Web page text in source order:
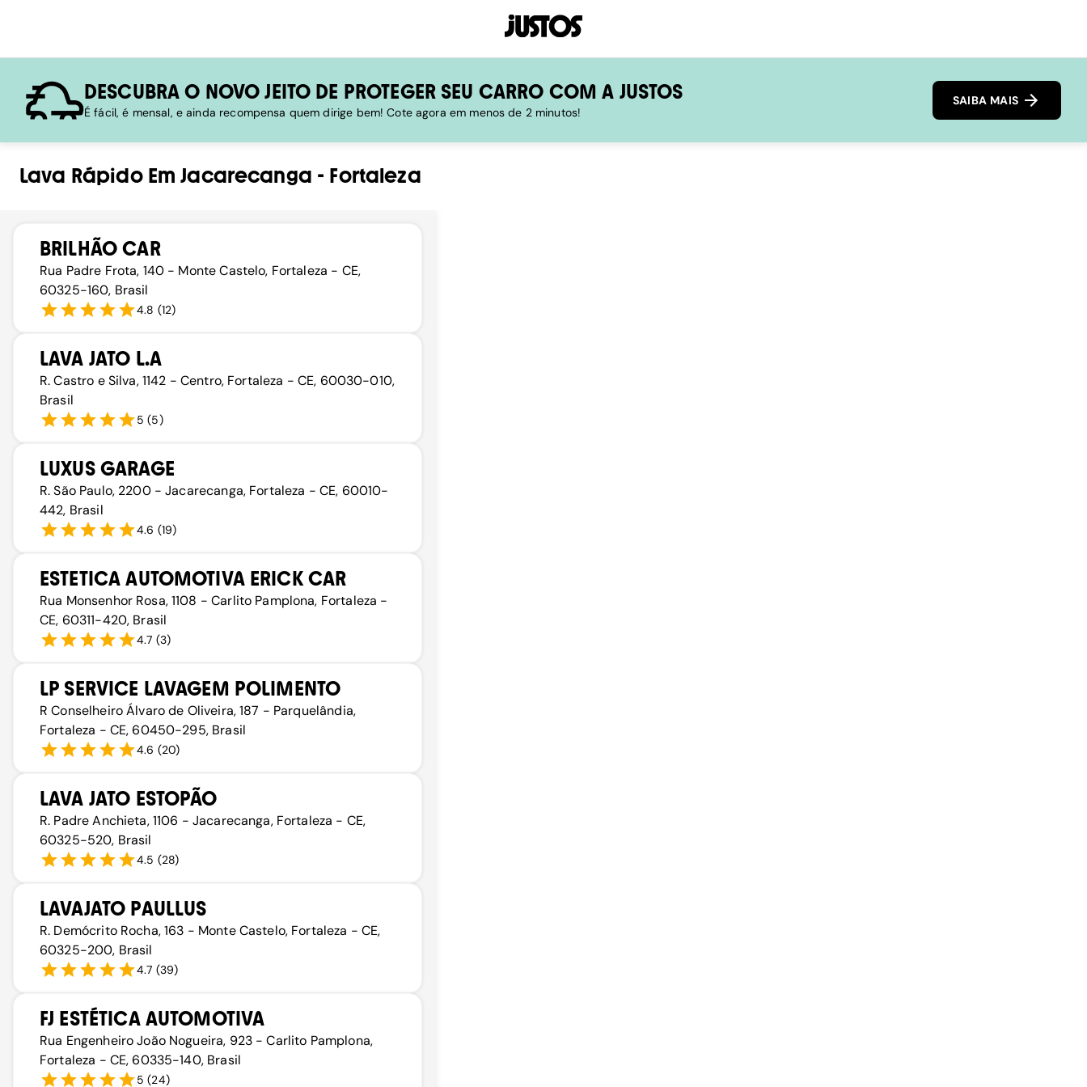
DESCUBRA O NOVO JEITO DE PROTEGER SEU CARRO COM A JUSTOS
É fácil, é mensal, e ainda recompensa quem dirige bem! Cote agora em menos de 2 minutos!
SAIBA MAIS
Lava RápidoEmJacarecanga - Fortaleza
BRILHÃO CAR
Rua Padre Frota, 140 - Monte Castelo, Fortaleza - CE,
60325-160, Brasil
4.8 (12)
LAVA JATO L.A
R. Castro e Silva, 1142 - Centro, Fortaleza - CE, 60030-010,
Brasil
5 (5)
LUXUS GARAGE
R. São Paulo, 2200 - Jacarecanga, Fortaleza - CE, 60010-
442, Brasil
4.6 (19)
ESTETICA AUTOMOTIVA ERICK CAR
Rua Monsenhor Rosa, 1108 - Carlito Pamplona, Fortaleza -
CE, 60311-420, Brasil
4.7 (3)
LP SERVICE LAVAGEM POLIMENTO
R Conselheiro Álvaro de Oliveira, 187 - Parquelândia,
Fortaleza - CE, 60450-295, Brasil
4.6 (20)
LAVA JATO ESTOPÃO
R. Padre Anchieta, 1106 - Jacarecanga, Fortaleza - CE,
60325-520, Brasil
4.5 (28)
LAVAJATO PAULLUS
R. Demócrito Rocha, 163 - Monte Castelo, Fortaleza - CE,
60325-200, Brasil
4.7 (39)
FJ ESTÉTICA AUTOMOTIVA
Rua Engenheiro João Nogueira, 923 - Carlito Pamplona,
Fortaleza - CE, 60335-140, Brasil
5 (24)